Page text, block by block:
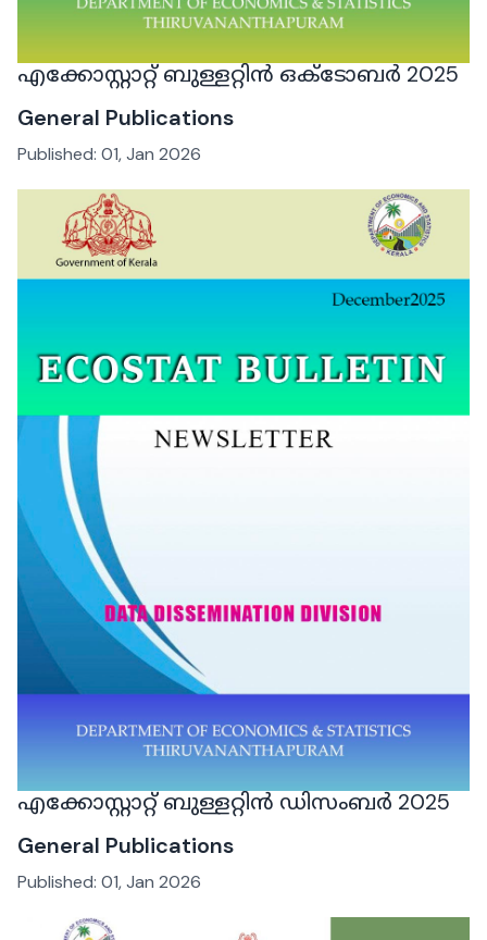
എക്കോസ്റ്റാറ്റ് ബുള്ളറ്റിൻ ഒക്ടോബർ 2025
General Publications
Published: 01, Jan 2026
എക്കോസ്റ്റാറ്റ് ബുള്ളറ്റിൻ ഡിസംബർ 2025
General Publications
Published: 01, Jan 2026